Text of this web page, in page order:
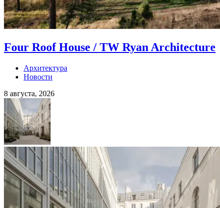
Four Roof House / TW Ryan Architecture
Архитектура
Новости
8 августа, 2026